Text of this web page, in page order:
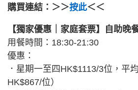
購買連結：＞＞按此＜＜
【獨家優惠｜家庭套票】自助晚
用餐時間：18:30-21:30
優惠：
．星期一至四HK$1113/3位，平
HK$867/位）